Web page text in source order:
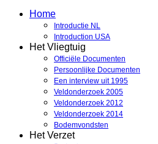
Home
Introductie NL
Introduction USA
Het Vliegtuig
Officiële Documenten
Persoonlijke Documenten
Een interview uit 1995
Veldonderzoek 2005
Veldonderzoek 2012
Veldonderzoek 2014
Bodemvondsten
Het Verzet